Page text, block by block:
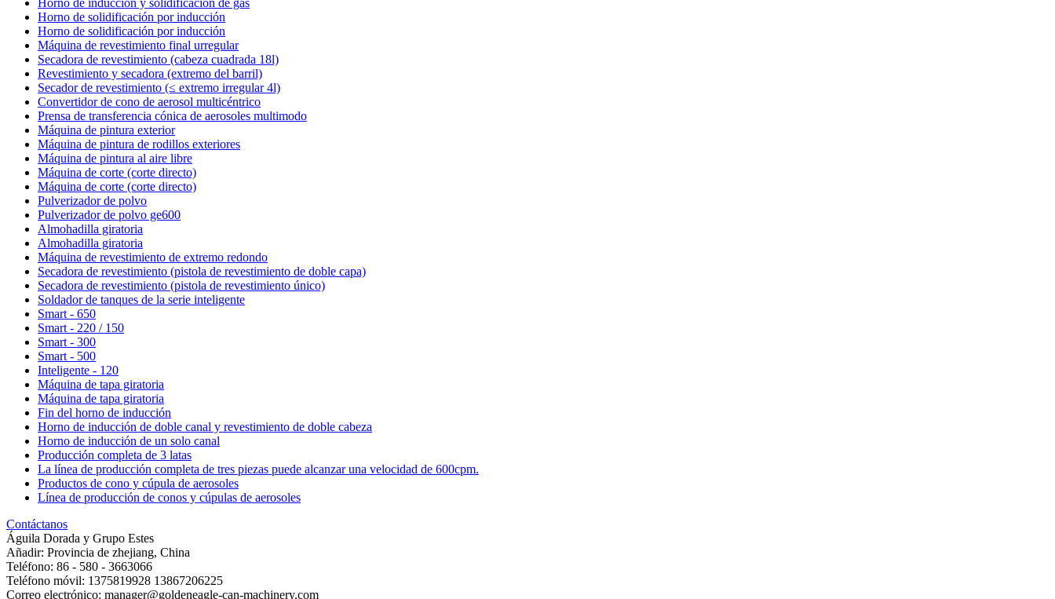
Horno de inducción y solidificación de gas
Horno de solidificación por inducción
Horno de solidificación por inducción
Máquina de revestimiento final urregular
Secadora de revestimiento (cabeza cuadrada 18l)
Revestimiento y secadora (extremo del barril)
Secador de revestimiento (≤ extremo irregular 4l)
Convertidor de cono de aerosol multicéntrico
Prensa de transferencia cónica de aerosoles multimodo
Máquina de pintura exterior
Máquina de pintura de rodillos exteriores
Máquina de pintura al aire libre
Máquina de corte (corte directo)
Máquina de corte (corte directo)
Pulverizador de polvo
Pulverizador de polvo ge600
Almohadilla giratoria
Almohadilla giratoria
Máquina de revestimiento de extremo redondo
Secadora de revestimiento (pistola de revestimiento de doble capa)
Secadora de revestimiento (pistola de revestimiento único)
Soldador de tanques de la serie inteligente
Smart - 650
Smart - 220 / 150
Smart - 300
Smart - 500
Inteligente - 120
Máquina de tapa giratoria
Máquina de tapa giratoria
Fin del horno de inducción
Horno de inducción de doble canal y revestimiento de doble cabeza
Horno de inducción de un solo canal
Producción completa de 3 latas
La línea de producción completa de tres piezas puede alcanzar una velocidad de 600cpm.
Productos de cono y cúpula de aerosoles
Línea de producción de conos y cúpulas de aerosoles
Contáctanos
Águila Dorada y Grupo Estes
Añadir: Provincia de zhejiang, China
Teléfono: 86 - 580 - 3663066
Teléfono móvil: 1375819928 13867206225
Correo electrónico: manager@goldeneagle-can-machinery.com